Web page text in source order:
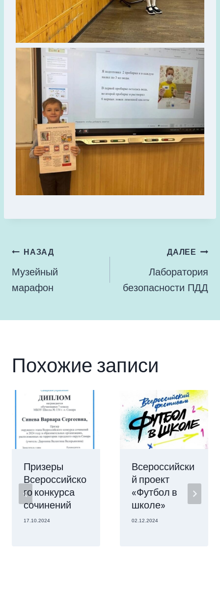
Навигация
по
записям
НАЗАД
Музейный
марафон
ДАЛЕЕ
Лаборатория
безопасности ПДД
Похожие записи
Призеры
Всероссийско
го конкурса
сочинений
17.10.2024
Всероссийски
й проект
«Футбол в
школе»
02.12.2024